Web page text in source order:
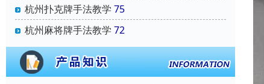
杭州扑克牌手法教学 75
杭州麻将牌手法教学 72